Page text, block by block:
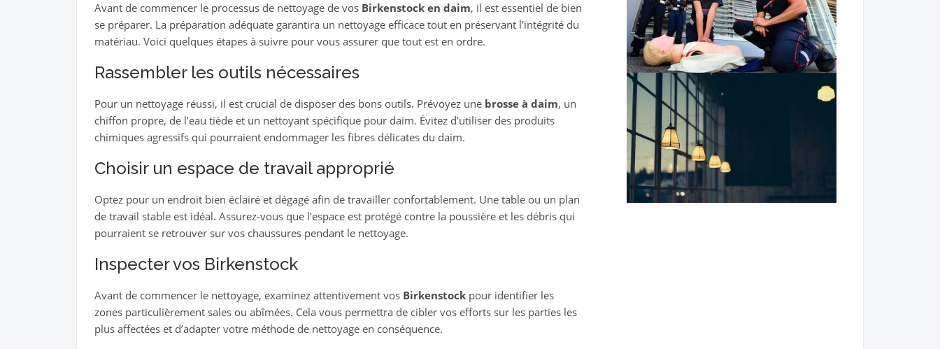
Avant de commencer le processus de nettoyage de vos Birkenstock en daim, il est essentiel de bien
se préparer. La préparation adéquate garantira un nettoyage efficace tout en préservant l’intégrité du
matériau. Voici quelques étapes à suivre pour vous assurer que tout est en ordre.
Rassembler les outils nécessaires
Pour un nettoyage réussi, il est crucial de disposer des bons outils. Prévoyez une brosse à daim, un
chiffon propre, de l’eau tiède et un nettoyant spécifique pour daim. Évitez d’utiliser des produits
chimiques agressifs qui pourraient endommager les fibres délicates du daim.
Choisir un espace de travail approprié
Optez pour un endroit bien éclairé et dégagé afin de travailler confortablement. Une table ou un plan
de travail stable est idéal. Assurez-vous que l’espace est protégé contre la poussière et les débris qui
pourraient se retrouver sur vos chaussures pendant le nettoyage.
Inspecter vos Birkenstock
Avant de commencer le nettoyage, examinez attentivement vos Birkenstockpour identifier les
zones particulièrement sales ou abîmées. Cela vous permettra de cibler vos efforts sur les parties les
plus affectées et d’adapter votre méthode de nettoyage en conséquence.